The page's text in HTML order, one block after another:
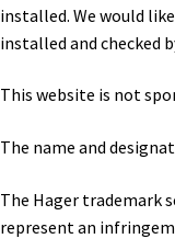
installed. We would
installed and checked
This website is not
The name and
The Hager trademark
represent an